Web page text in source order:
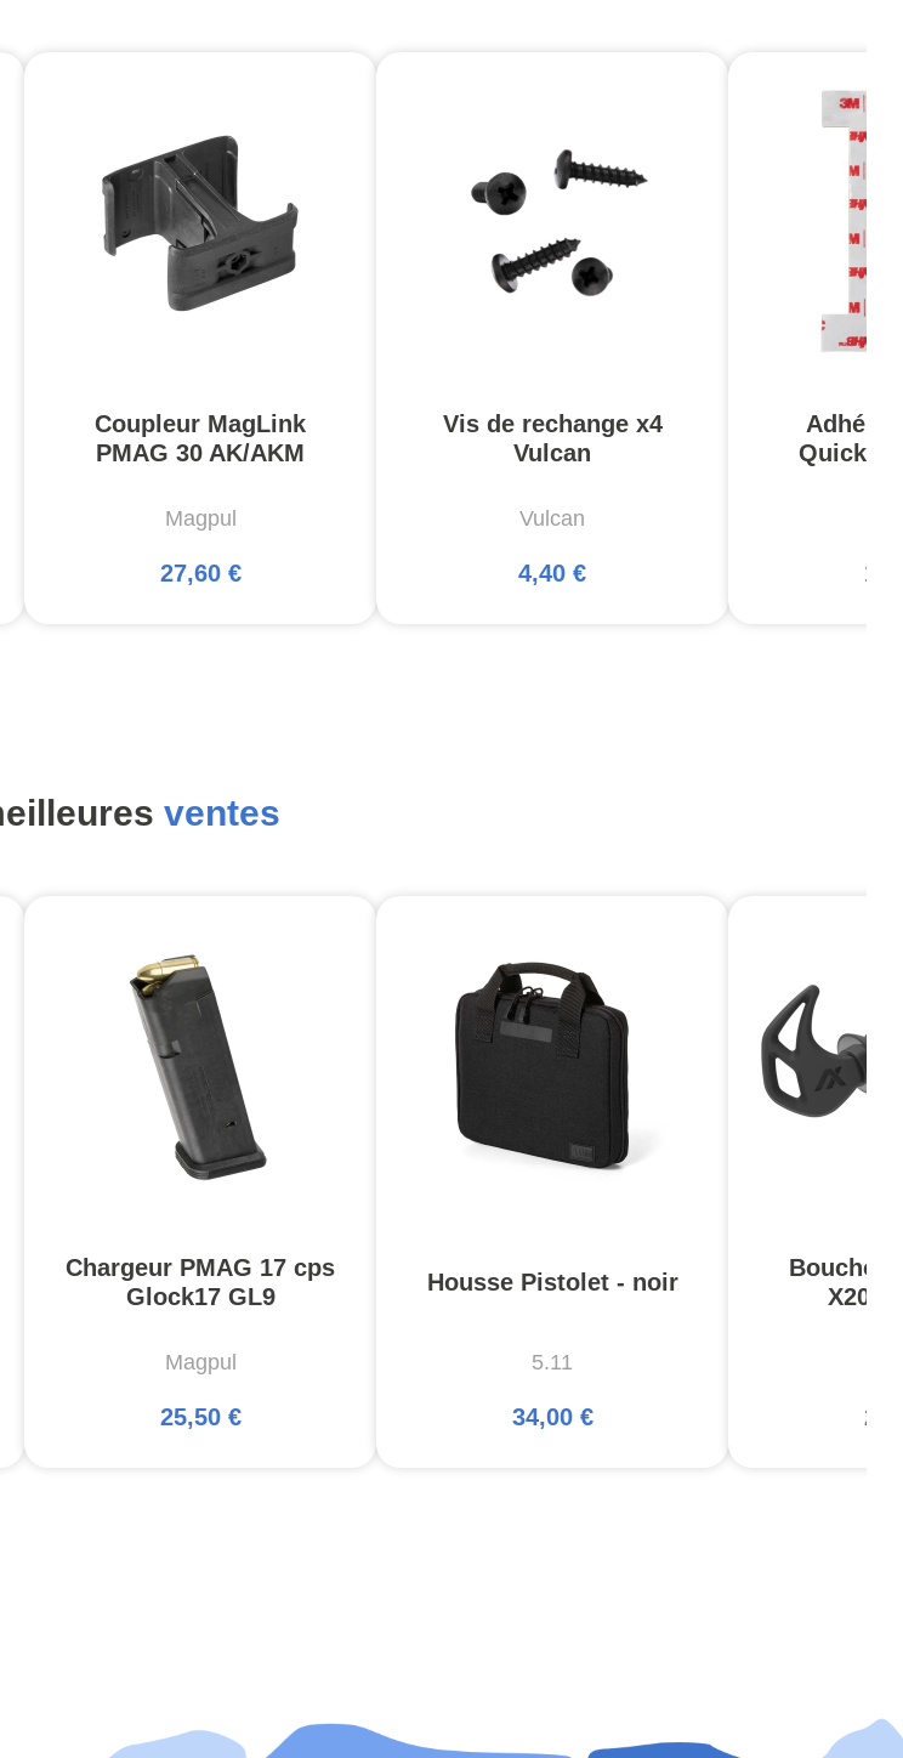
Coupleur MagLink
PMAG 30 AK/AKM
Magpul
27,60 €
Vis de rechange x4
Vulcan
Vulcan
4,40 €
Adhésif
ventes
Chargeur PMAG 17 cps
Glock17 GL9
Magpul
25,50 €
Housse Pistolet - noir
5.11
34,00 €
X20